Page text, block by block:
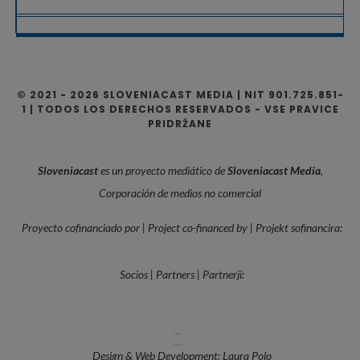
© 2021 - 2026 SLOVENIACAST MEDIA | NIT 901.725.851-
1 | TODOS LOS DERECHOS RESERVADOS - VSE PRAVICE
PRIDRŽANE
Sloveniacastes un proyecto mediático deSloveniacast Media,
Corporación de medios no comercial
Proyecto cofinanciado por | Project co-financed by | Projekt sofinancira:
Socios | Partners | Partnerji:
—
Design & Web Development: Laura Polo